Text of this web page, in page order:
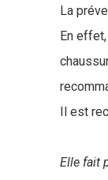
La
En
Il est
Elle fait